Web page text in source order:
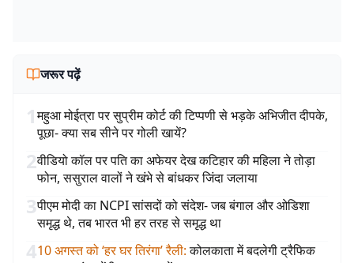
जरूर पढ़ें
1महुआ मोईत्रा पर सुप्रीम कोर्ट की टिप्पणी से भड़के अभिजीत दीपके,
पूछा- क्या सब सीने पर गोली खायें?
2वीडियो कॉल पर पति का अफेयर देख कटिहार की महिला ने तोड़ा
फोन, ससुराल वालों ने खंभे से बांधकर जिंदा जलाया
3पीएम मोदी का NCPI सांसदों को संदेश- जब बंगाल और ओडिशा
समृद्ध थे, तब भारत भी हर तरह से समृद्ध था
410 अगस्त को ‘हर घर तिरंगा’ रैली: कोलकाता में बदलेगी ट्रैफिक